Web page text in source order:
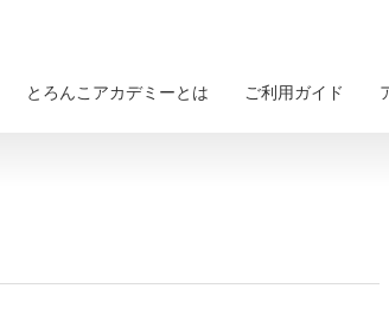
とろんこアカデミーとは ご利用ガイド